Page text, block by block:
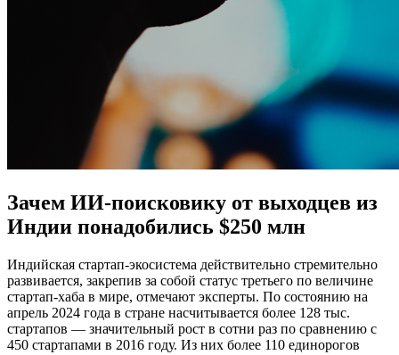
Зачем ИИ-поисковику от выходцев из
Индии понадобились $250 млн
Индийская стартап-экосистема действительно стремительно
развивается, закрепив за собой статус третьего по величине
стартап-хаба в мире, отмечают эксперты. По состоянию на
апрель 2024 года в стране насчитывается более 128 тыс.
стартапов — значительный рост в сотни раз по сравнению с
450 стартапами в 2016 году. Из них более 110 единорогов